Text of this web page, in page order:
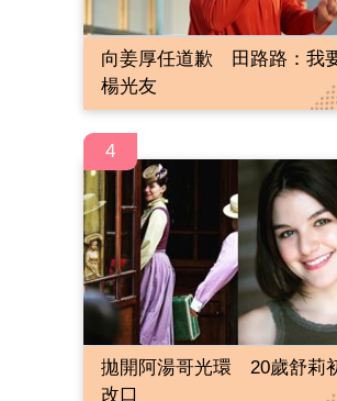
向姜厚任道歉 田路路：我
楊光友
4
拋開阿湯哥光環 20歲舒莉
改口